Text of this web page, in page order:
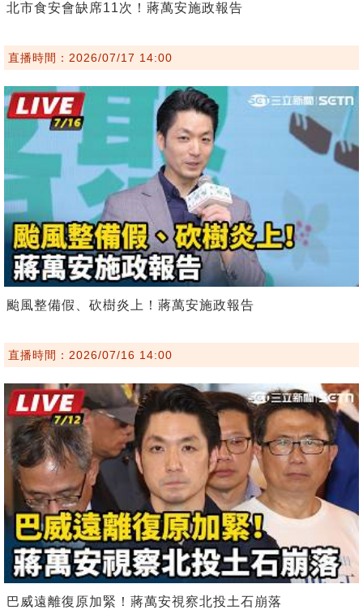
北市食安會缺席11次！蔣萬安施政報告
直播時間：2026/07/17 14:00
颱風整備假、砍樹炎上！蔣萬安施政報告
直播時間：2026/07/16 14:00
巴威遠離復原加緊！蔣萬安視察北投土石崩落